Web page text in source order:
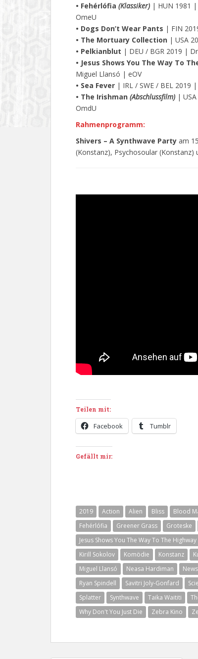
• Fehérlófia (Klassiker) | HUN 1981 |
OmeU
• Dogs Don’t Wear Pants | FIN
• The Mortuary Collection | USA
• Pelkianblut | DEU / BGR 2019 |
• Jesus Shows You The Way To
Miguel Llansó | eOV
• Sea Fever | IRL / SWE / BEL 2019
• The Irishman (Abschlussfilm) |
OmdU
Rahmenprogramm:
Shivers – A Synthwave Party am
(Konstanz), Psychosoular (Konstanz)
Teilen mit:
Facebook Tumblr
Gefällt mir:
2019 Action Alien Bliss Blood
Fehérlófia
Greener Grass Groteske
Jesus Shows You The Way To The Highway
Kirill Sokolov
Komödie Konstanz
Miguel Llansó
Neasa Hardiman News
Ryan Spindell
Savitri Joly-Gonfard
Splatter
Synthwave Taika Waititi
Why Don't You Just Die
Zebra Kino